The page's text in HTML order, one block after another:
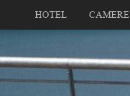
HOTEL CAMERE